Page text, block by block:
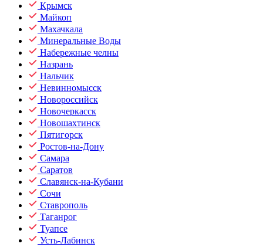
Крымск
Майкоп
Махачкала
Минеральные Воды
Набережные челны
Назрань
Нальчик
Невинномысск
Новороссийск
Новочеркасск
Новошахтинск
Пятигорск
Ростов-на-Дону
Самара
Саратов
Славянск-на-Кубани
Сочи
Ставрополь
Таганрог
Туапсе
Усть-Лабинск